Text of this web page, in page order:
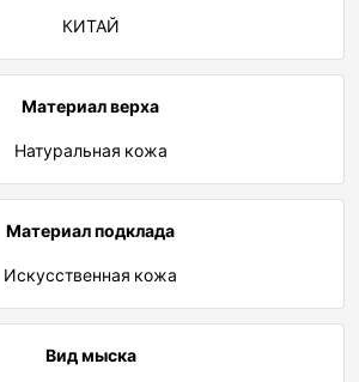
КИТАЙ
Материал верха
Натуральная кожа
Материал подклада
Искусственная кожа
Вид мыска